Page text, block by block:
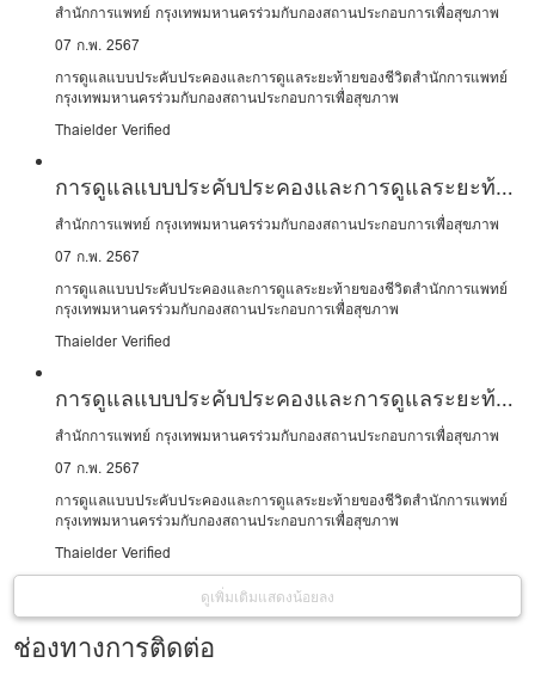
สำนักการแพทย์ กรุงเทพมหานครร่วมกับกองสถานประกอบการเพื่อสุขภาพ
07 ก.พ. 2567
การดูแลแบบประคับประคองและการดูแลระยะท้ายของชีวิตสำนักการแพทย์
กรุงเทพมหานครร่วมกับกองสถานประกอบการเพื่อสุขภาพ
Thaielder Verified
การดูแลแบบประคับประคองและการดูแลระยะท้าย
ของชีวิต
สำนักการแพทย์ กรุงเทพมหานครร่วมกับกองสถานประกอบการเพื่อสุขภาพ
07 ก.พ. 2567
การดูแลแบบประคับประคองและการดูแลระยะท้ายของชีวิตสำนักการแพทย์
กรุงเทพมหานครร่วมกับกองสถานประกอบการเพื่อสุขภาพ
Thaielder Verified
การดูแลแบบประคับประคองและการดูแลระยะท้าย
ของชีวิต
สำนักการแพทย์ กรุงเทพมหานครร่วมกับกองสถานประกอบการเพื่อสุขภาพ
07 ก.พ. 2567
การดูแลแบบประคับประคองและการดูแลระยะท้ายของชีวิตสำนักการแพทย์
กรุงเทพมหานครร่วมกับกองสถานประกอบการเพื่อสุขภาพ
Thaielder Verified
ดูเพิ่มเติมแสดงน้อยลง
ช่องทางการติดต่อ